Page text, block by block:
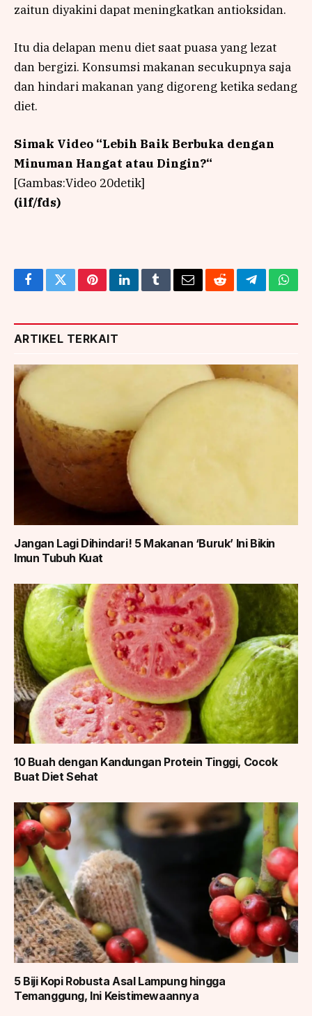
zaitun diyakini dapat meningkatkan antioksidan.
Itu dia delapan menu diet saat puasa yang lezat
dan bergizi. Konsumsi makanan secukupnya saja
dan hindari makanan yang digoreng ketika sedang
diet.
Simak Video “Lebih Baik Berbuka dengan
Minuman Hangat atau Dingin?“
[Gambas:Video 20detik]
(ilf/fds)
FacebookTwitterPinterestLinkedInTumblrEmailRedditTelegram
ARTIKEL TERKAIT
Jangan Lagi Dihindari! 5 Makanan ‘Buruk’ Ini Bikin
Imun Tubuh Kuat
10 Buah dengan Kandungan Protein Tinggi, Cocok
Buat Diet Sehat
5 Biji Kopi Robusta Asal Lampung hingga
Temanggung, Ini Keistimewaannya